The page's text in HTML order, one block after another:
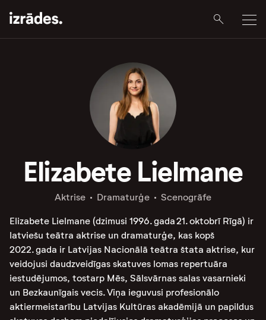
Elizabete Lielmane
Aktrise Dramaturģe Scenogrāfe
Elizabete Lielmane (dzimusi 1996. gada 21. oktobrī Rīgā) ir
latviešu teātra aktrise un dramaturģe, kas kopš
2022. gada ir Latvijas Nacionālā teātra štata aktrise, kur
veidojusi daudzveidīgas skatuves lomas repertuāra
iestudējumos, tostarp Mēs, Sālsvārnas salas vasarnieki
un Bezkaunīgais vecis. Viņa ieguvusi profesionālo
aktiermeistarību Latvijas Kultūras akadēmijā un papildus